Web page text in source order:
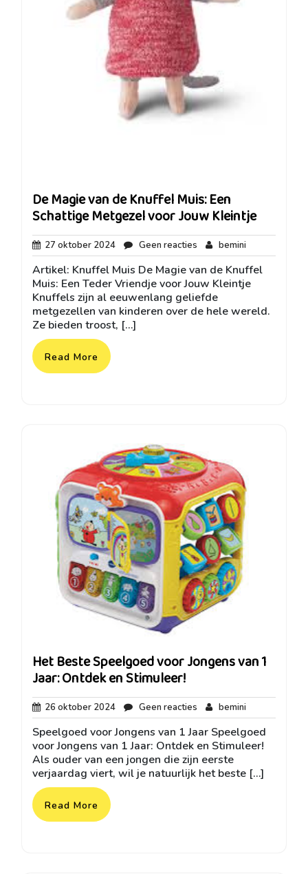
De Magie van de Knuffel Muis: Een
Schattige Metgezel voor Jouw Kleintje
27 oktober 202427
oktober
2024
Geen reacties Geen
reacties
bemini
Artikel: Knuffel Muis De Magie van de Knuffel
Muis: Een Teder Vriendje voor Jouw Kleintje
Knuffels zijn al eeuwenlang geliefde
metgezellen van kinderen over de hele wereld.
Ze bieden troost, […]
Read More
Het Beste Speelgoed voor Jongens van 1
Jaar: Ontdek en Stimuleer!
26 oktober 202426
oktober
2024
Geen reacties Geen
reacties
bemini
Speelgoed voor Jongens van 1 Jaar Speelgoed
voor Jongens van 1 Jaar: Ontdek en Stimuleer!
Als ouder van een jongen die zijn eerste
verjaardag viert, wil je natuurlijk het beste […]
Read More